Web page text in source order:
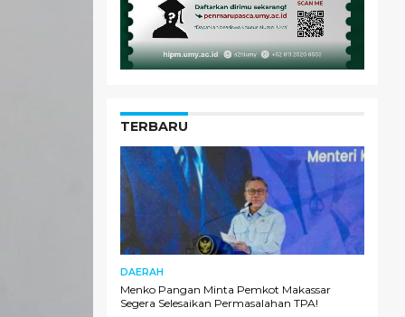
TERBARU
DAERAH
Menko Pangan Minta Pemkot Makassar
Segera Selesaikan Permasalahan TPA!